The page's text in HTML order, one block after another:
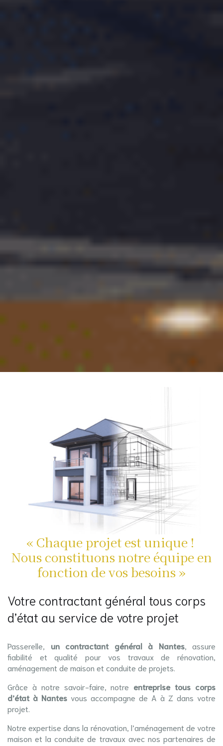
« Chaque projet est unique !
Nous constituons notre équipe en
fonction de vos besoins »
Votre contractant général tous corps
d’état au service de votre projet
Passerelle, un contractant général à Nantes, assure
fiabilité et qualité pour vos travaux de rénovation,
aménagement de maison et conduite de projets.
Grâce à notre savoir-faire, notre entreprise tous corps
d’état à Nantes vous accompagne de A à Z dans votre
projet.
Notre expertise dans la rénovation, l’aménagement de votre
maison et la conduite de travaux avec nos partenaires de